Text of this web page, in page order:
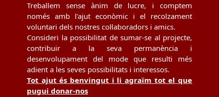
Treballem sense ànim de lucre, i comptem
només amb l'ajut econòmic i el recolzament
voluntari dels nostres col·laboradors i amics.
Consideri la possibilitat de sumar-se al projecte,
contribuir a la seva permanència i
desenvolupament del mode que resulti més
adient a les seves possibilitats i interessos.
Tot ajut és benvingut i li agraïm tot el que
pugui donar-nos